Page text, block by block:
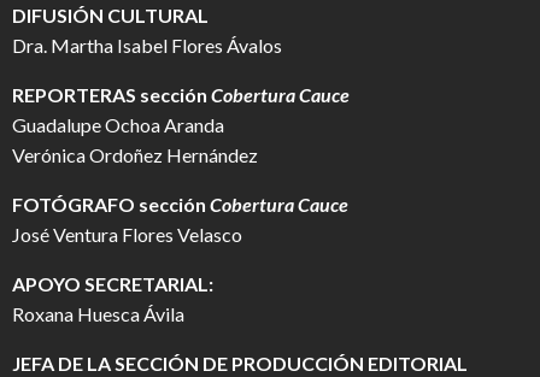
DIFUSIÓN CULTURAL
Dra. Martha Isabel Flores Ávalos
REPORTERAS sección Cobertura Cauce
Guadalupe Ochoa Aranda
Verónica Ordoñez Hernández
FOTÓGRAFO sección Cobertura Cauce
José Ventura Flores Velasco
APOYO SECRETARIAL:
Roxana Huesca Ávila
JEFA DE LA SECCIÓN DE PRODUCCIÓN EDITORIAL